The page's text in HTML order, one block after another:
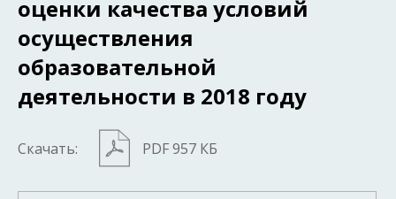
оценки качества условий
осуществления
образовательной
деятельности в 2018 году
Скачать: PDF 957 КБ